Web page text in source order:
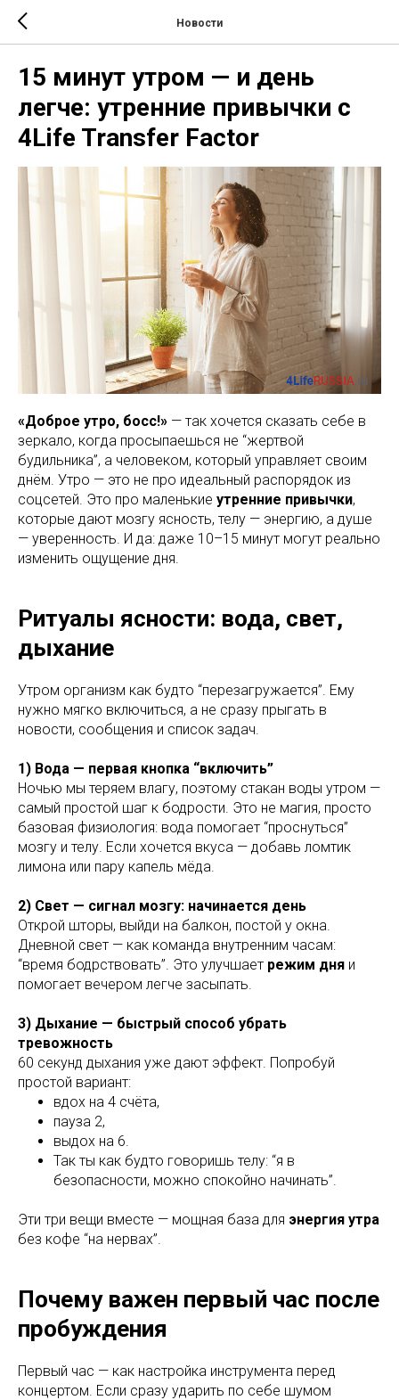
Новости
15 минут утром — и день
легче: утренние привычки с
4Life Transfer Factor
«Доброе утро, босс!» — так хочется сказать себе в
зеркало, когда просыпаешься не “жертвой
будильника”, а человеком, который управляет своим
днём. Утро — это не про идеальный распорядок из
соцсетей. Это про маленькие утренние привычки,
которые дают мозгу ясность, телу — энергию, а душе
— уверенность. И да: даже 10–15 минут могут реально
изменить ощущение дня.
Ритуалы ясности: вода, свет,
дыхание
Утром организм как будто “перезагружается”. Ему
нужно мягко включиться, а не сразу прыгать в
новости, сообщения и список задач.
1) Вода — первая кнопка “включить”
Ночью мы теряем влагу, поэтому стакан воды утром —
самый простой шаг к бодрости. Это не магия, просто
базовая физиология: вода помогает “проснуться”
мозгу и телу. Если хочется вкуса — добавь ломтик
лимона или пару капель мёда.
2) Свет — сигнал мозгу: начинается день
Открой шторы, выйди на балкон, постой у окна.
Дневной свет — как команда внутренним часам:
“время бодрствовать”. Это улучшает режим дня и
помогает вечером легче засыпать.
3) Дыхание — быстрый способ убрать
тревожность
60 секунд дыхания уже дают эффект. Попробуй
простой вариант:
вдох на 4 счёта,
пауза 2,
выдох на 6.
Так ты как будто говоришь телу: “я в
безопасности, можно спокойно начинать”.
Эти три вещи вместе — мощная база для энергия утра
без кофе “на нервах”.
Почему важен первый час после
пробуждения
Первый час — как настройка инструмента перед
концертом. Если сразу ударить по себе шумом